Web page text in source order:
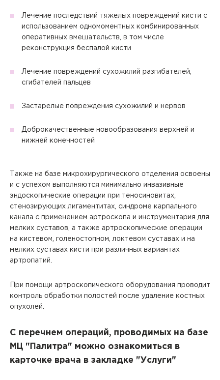
Лечение последствий тяжелых повреждений кисти с
использованием одномоментных комбинированных
оперативных вмешательств, в том числе
реконструкция беспалой кисти
Лечение повреждений сухожилий разгибателей,
сгибателей пальцев
Застарелые повреждения сухожилий и нервов
Доброкачественные новообразования верхней и
нижней конечностей
Также на базе микрохирургического отделения освоены
и с успехом выполняются минимально инвазивные
эндоскопические операции при теносиновитах,
стенозирующих лигаментитах, синдроме карпального
канала с применением артроскопа и инструментария для
мелких суставов, а также артроскопические операции
на кистевом, голеностопном, локтевом суставах и на
мелких суставах кисти при различных вариантах
артропатий.
При помощи артроскопического оборудования проводит
контроль обработки полостей после удаление костных
опухолей.
С перечнем операций, проводимых на базе
МЦ "Палитра" можно ознакомиться в
карточке врача в закладке "Услуги"
Отправить
Запомнить меня на этом компьютере
Запомнить меня на этом компьютере
Отправить
данных .
Отправить
Настоящим подтверждаю, что я ознакомлен и согласен с
данных.